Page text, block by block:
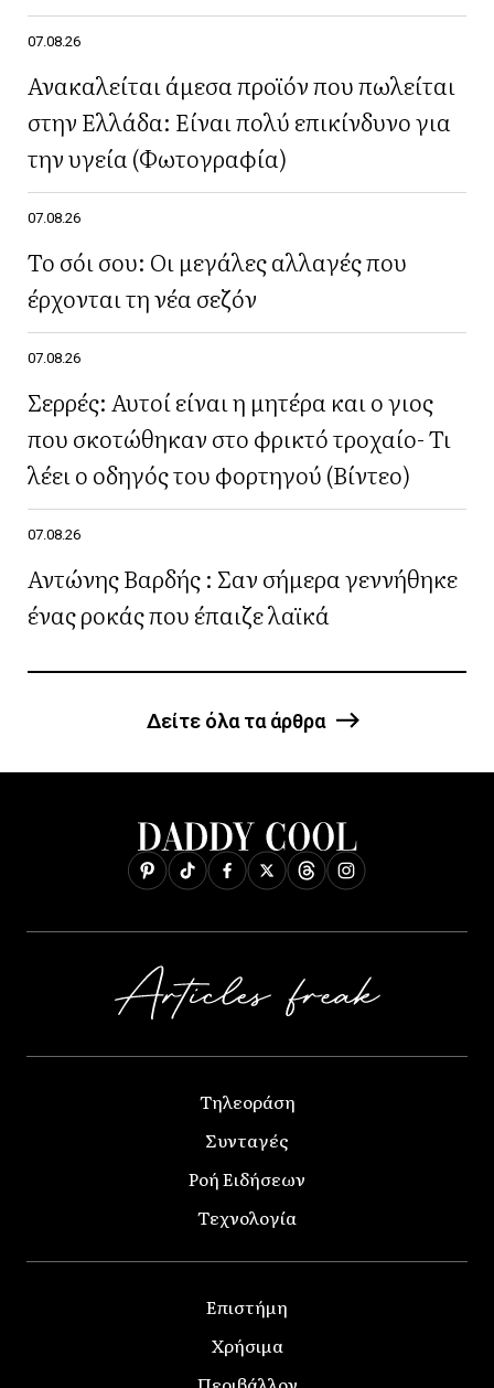
07.08.26
Ανακαλείται άμεσα προϊόν που πωλείται
στην Ελλάδα: Είναι πολύ επικίνδυνο για
την υγεία (Φωτογραφία)
07.08.26
Το σόι σου: Οι μεγάλες αλλαγές που
έρχονται τη νέα σεζόν
07.08.26
Σερρές: Αυτοί είναι η μητέρα και ο γιος
που σκοτώθηκαν στο φρικτό τροχαίο- Τι
λέει ο οδηγός του φορτηγού (Βίντεο)
07.08.26
Αντώνης Βαρδής : Σαν σήμερα γεννήθηκε
ένας ροκάς που έπαιζε λαϊκά
Δείτε όλα τα άρθρα
Τηλεοράση
Συνταγές
Ροή Ειδήσεων
Τεχνολογία
Επιστήμη
Χρήσιμα